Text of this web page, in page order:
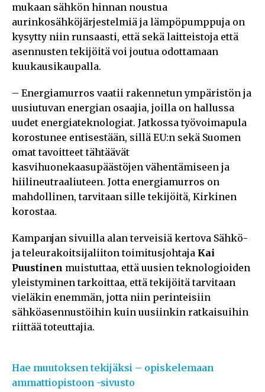
mukaan sähkön hinnan noustua
aurinkosähköjärjestelmiä ja lämpöpumppuja on
kysytty niin runsaasti, että sekä laitteistoja että
asennusten tekijöitä voi joutua odottamaan
kuukausikaupalla.
– Energiamurros vaatii rakennetun ympäristön ja
uusiutuvan energian osaajia, joilla on hallussa
uudet energiateknologiat. Jatkossa työvoimapula
korostunee entisestään, sillä EU:n sekä Suomen
omat tavoitteet tähtäävät
kasvihuonekaasupäästöjen vähentämiseen ja
hiilineutraaliuteen. Jotta energiamurros on
mahdollinen, tarvitaan sille tekijöitä, Kirkinen
korostaa.
Kampanjan sivuilla alan terveisiä kertova Sähkö-
ja teleurakoitsijaliiton toimitusjohtaja Kai
Puustinen muistuttaa, että uusien teknologioiden
yleistyminen tarkoittaa, että tekijöitä tarvitaan
vieläkin enemmän, jotta niin perinteisiin
sähköasennustöihin kuin uusiinkin ratkaisuihin
riittää toteuttajia.
Hae muutoksen tekijäksi – opiskelemaan
ammattiopistoon -sivusto